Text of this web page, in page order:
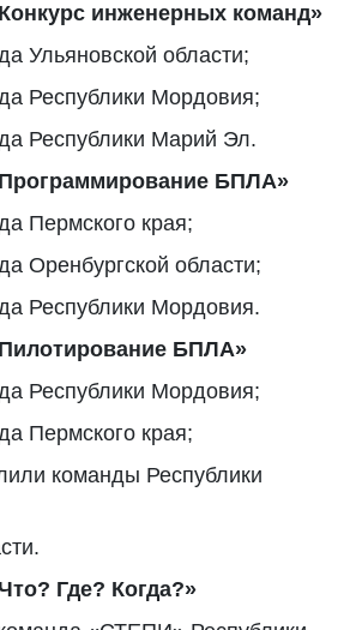
инженерных команд»
Ульяновской области;
Республики Мордовия;
Республики Марий Эл.
БПЛА»
Пермского края;
Оренбургской области;
Республики Мордовия.
БПЛА»
Республики Мордовия;
Пермского края;
команды Республики
Где? Когда?»